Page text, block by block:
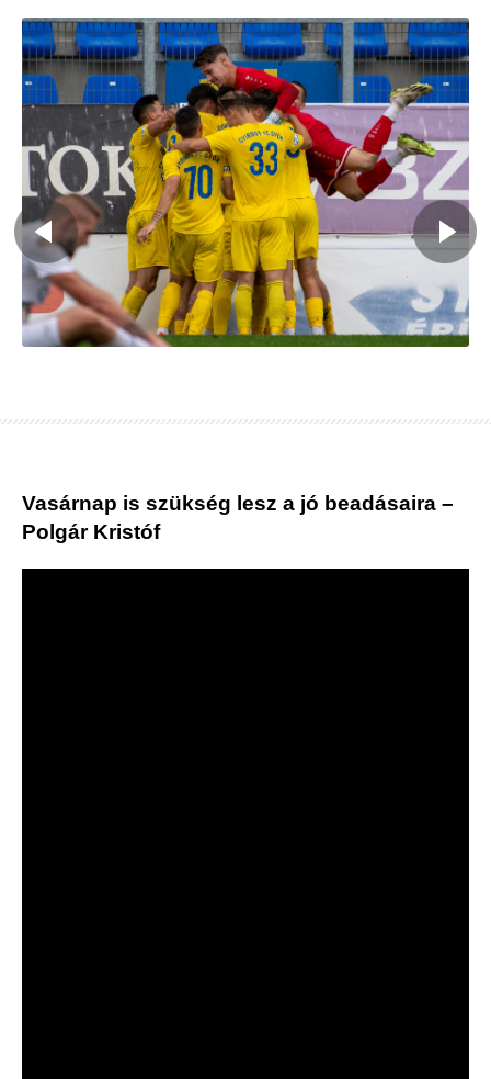
Vasárnap is szükség lesz a jó beadásaira –
Polgár Kristóf